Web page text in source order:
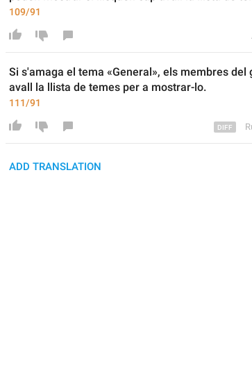
109/91
Si s'amaga el tema «General», els membres del
avall la llista de temes per a mostrar-lo.
111/91
ADD TRANSLATION